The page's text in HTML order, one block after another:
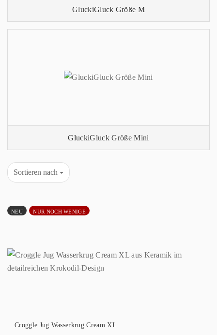
GluckiGluck Größe M
GluckiGluck Größe Mini
Sortieren nach
NEU NUR NOCH WENIGE
Croggle Jug Wasserkrug Cream XL